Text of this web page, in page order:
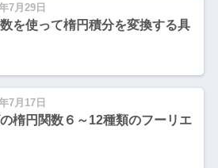
7月29日
を使って楕円積分を変換する具
7月17日
楕円関数６～12種類のフーリエ